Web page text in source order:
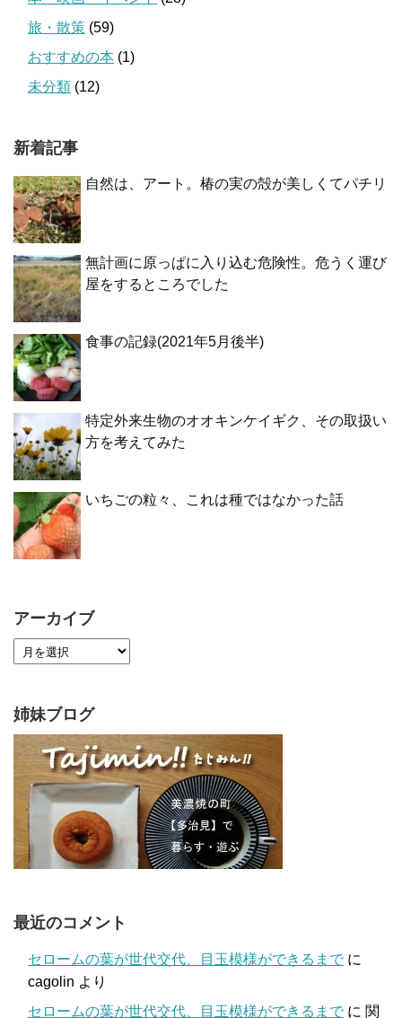
旅・散策 (59)
おすすめの本 (1)
未分類 (12)
新着記事
自然は、アート。椿の実の殻が美しくてパチリ
無計画に原っぱに入り込む危険性。危うく運び
屋をするところでした
食事の記録(2021年5月後半)
特定外来生物のオオキンケイギク、その取扱い
方を考えてみた
いちごの粒々、これは種ではなかった話
アーカイブ
姉妹ブログ
最近のコメント
セロームの葉が世代交代、目玉模様ができるまで に
cagolin より
セロームの葉が世代交代、目玉模様ができるまで に 関